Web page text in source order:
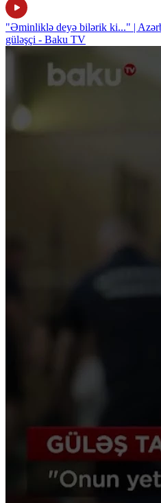
"Əminliklə deyə bilərik ki..." |
güləşçi - Baku TV